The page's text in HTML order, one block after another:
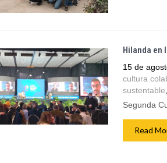
Hilanda en
15 de
cultura
sustentable
Segunda
Read